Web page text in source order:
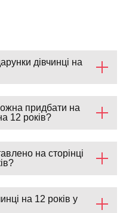
дівчинці на
придбати на
12 років?
на сторінці
на 12 років у